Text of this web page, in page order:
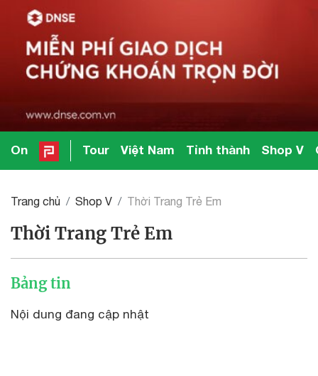
On Tour Việt Nam Tỉnh thành Shop V
Trang chủ Shop V Thời Trang Trẻ Em
Thời Trang Trẻ Em
Bảng tin
Nội dung đang cập nhật